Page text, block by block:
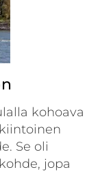
kohoava
Se oli
jopa